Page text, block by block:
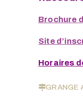
Brochure
Site
Horaires
GRANGE